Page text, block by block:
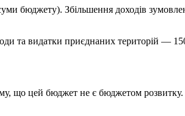
бюджету). Збільшення доходів
та видатки приєднаних територій —
що цей бюджет не є бюджетом